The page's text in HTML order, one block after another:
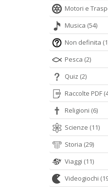
Motori e
Musica (54)
Non definita
Pesca (2)
Quiz (2)
Raccolte PDF
Religioni (6)
Scienze (11)
Storia (29)
Viaggi (11)
Videogiochi